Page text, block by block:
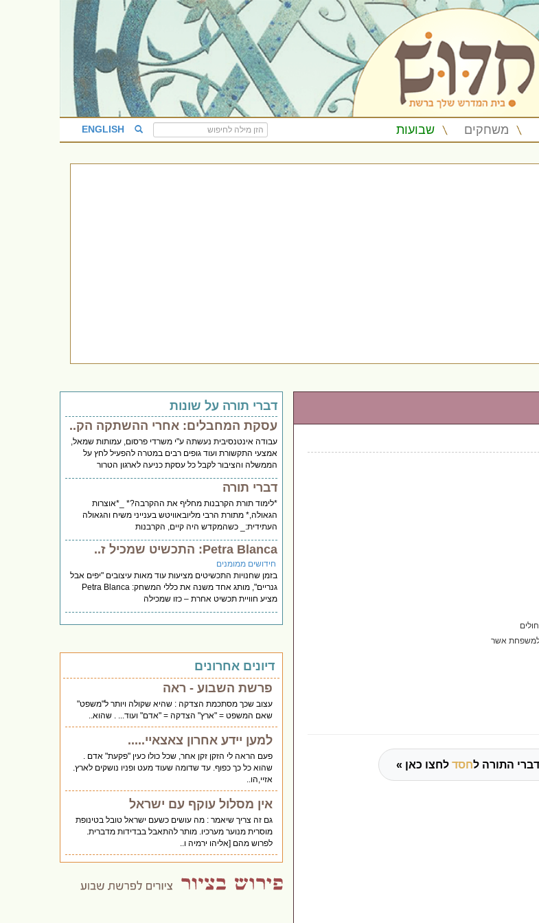
משחקים שבועות ENGLISH
למשפחת אשר
התורה לחסד לחצו כאן »
דברי תורה על שונות
עסקת המחבלים: אחרי ההשתקה הק..
עבודה אינטנסיבית נעשתה ע"י משרדי פרסום, עמותות שמאל,
אמצעי התקשורת ועוד גופים רבים במטרה להפעיל לחץ על
הממשלה והציבור לקבל כל עסקת כניעה לארגון הטרור
דברי תורה
*לימוד תורת הקרבנות מחליף את ההקרבה?* _*אוצרות
הגאולה,* מתורת הרבי מליובאוויטש בענייני משיח והגאולה
העתידית:_ כשהמקדש היה קיים, הקרבנות
Petra Blanca: התכשיט שמכיל ז..
חידושים ממומנים
בזמן שחנויות התכשיטים מציעות עוד מאות עיצובים "יפים אבל
גנריים", מותג אחד משנה את כללי המשחק: Petra Blanca
מציע חוויית תכשיט אחרת – כזו שמכילה
דיונים אחרונים
פרשת השבוע - ראה
עצוב שכך מסתכמת הצדקה : שהיא שקולה ויותר ל"משפט"
שאם המשפט = "ארץ" הצדקה = "אדם" ועוד... . שהוא..
למען יידע אחרון צאצאיי.....
פעם הראה לי הזקן זקן אחר, שכל כולו כעין "פקעת" אדם .
שהוא כל כך כפוף. עד שדומה שעוד מעט ופניו נושקים לארץ.
אזיי,הו..
אין מסלול עוקף עם ישראל
גם זה צריך שיאמר : מה עושים כשעם ישראל טובל בטינופת
מוסרית מנוער מערכיו. מותר להתאבל בבדידות מדברית.
לפרוש מהם [אליהו ירמיה ו..